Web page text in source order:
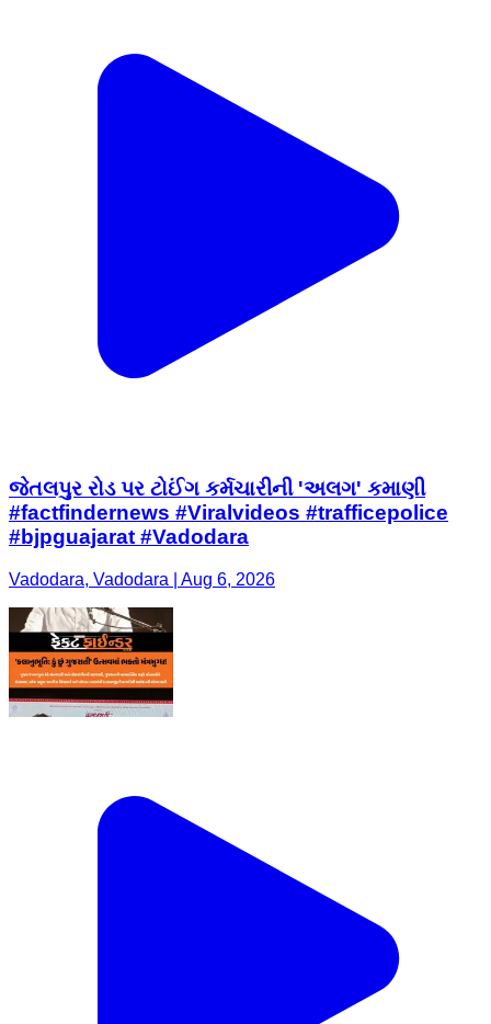
જેતલપુર રોડ પર ટોઈંગ કર્મચારીની 'અલગ' કમાણી
#factfindernews #Viralvideos #trafficepolice
#bjpguajarat #Vadodara
Vadodara, Vadodara | Aug 6, 2026